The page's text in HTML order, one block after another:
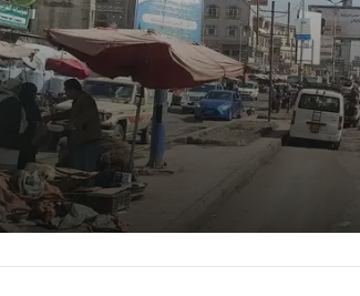
انتهاكات حوثية جديدة تضرب بلدات إب… سطو
على مسجد، واقتحامات، وخطف واعتداءات
تطال المدنيين
استشهاد مواطن برصاص قناصة مليشيات
الحوثي الإرهابية غربي تعز
عمران .. مقتل مواطن ونجله برصاص مسلحين